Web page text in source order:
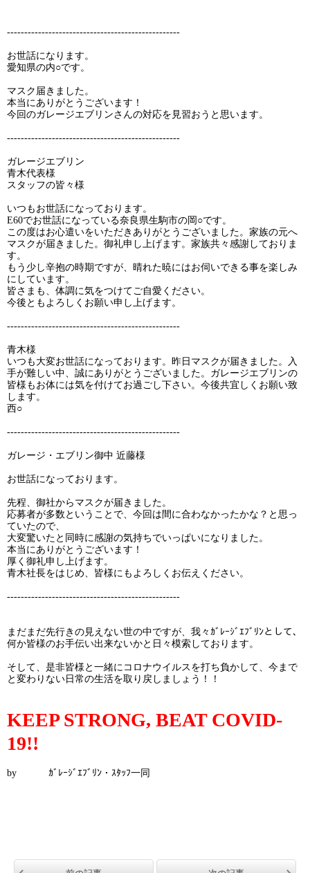
--------------------------------------------------
お世話になります。
愛知県の内○です。
マスク届きました。
本当にありがとうございます！
今回のガレージエブリンさんの対応を見習おうと思います。
--------------------------------------------------
ガレージエブリン
青木代表様
スタッフの皆々様
いつもお世話になっております。
E60でお世話になっている奈良県生駒市の岡○です。
この度はお心遣いをいただきありがとうございました。家族の元へ
マスクが届きました。御礼申し上げます。家族共々感謝しておりま
す。
もう少し辛抱の時期ですが、晴れた暁にはお伺いできる事を楽しみ
にしています。
皆さまも、体調に気をつけてご自愛ください。
今後ともよろしくお願い申し上げます。
--------------------------------------------------
青木様
いつも大変お世話になっております。昨日マスクが届きました。入
手が難しい中、誠にありがとうございました。ガレージエブリンの
皆様もお体には気を付けてお過ごし下さい。今後共宜しくお願い致
します。
西○
--------------------------------------------------
ガレージ・エブリン御中 近藤様
お世話になっております。
先程、御社からマスクが届きました。
応募者が多数ということで、今回は間に合わなかったかな？と思っ
ていたので、
大変驚いたと同時に感謝の気持ちでいっぱいになりました。
本当にありがとうございます！
厚く御礼申し上げます。
青木社長をはじめ、皆様にもよろしくお伝えください。
--------------------------------------------------
まだまだ先行きの見えない世の中ですが、我々ｶﾞﾚｰｼﾞｴﾌﾞﾘﾝとして、
何か皆様のお手伝い出来ないかと日々模索しております。
そして、是非皆様と一緒にコロナウイルスを打ち負かして、今まで
と変わりない日常の生活を取り戻しましょう！！
KEEP STRONG, BEAT COVID-
19!!
by ｶﾞﾚｰｼﾞｴﾌﾞﾘﾝ・ｽﾀｯﾌ一同